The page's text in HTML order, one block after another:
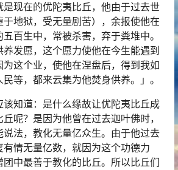
是现在的优陀夷比丘，他由于过去世
地狱，受无量剧苦），余报使他在
百生中，常被杀害，弃于粪堆中。
发愿，这个愿力使他在今生能遇到
这个业，使他在涅盘后，得到我如
等，都来云集为他焚身供养。」。
知道：是什么缘故让优陀夷比丘成
呢？是因为他曾在过去迦叶佛时，
说法，教化无量亿众生。由于他过去
情无量亿数，就因为这个功德力
中最善于教化的比丘。所以比丘们